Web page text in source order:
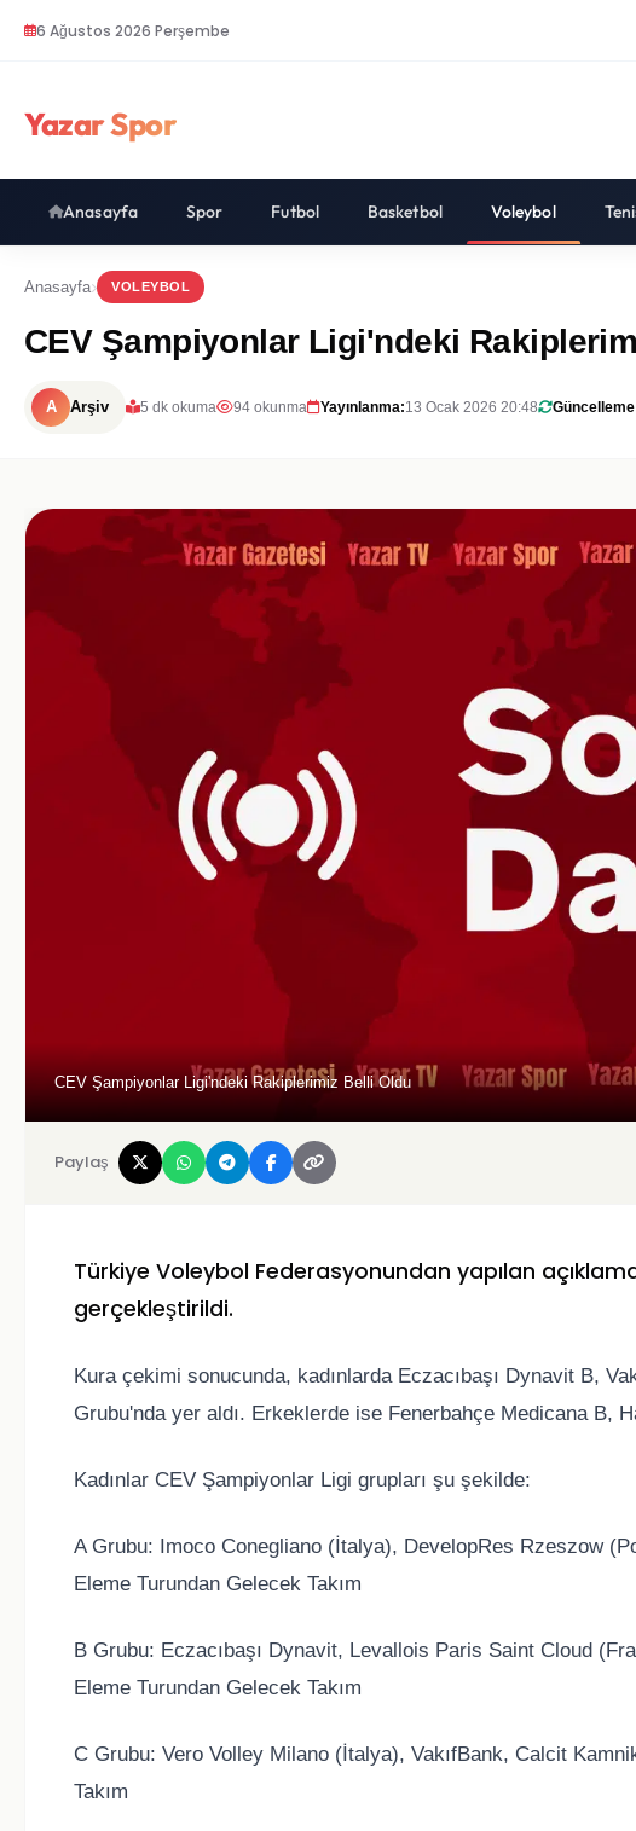
6 Ağustos 2026 Perşembe
Yazar Spor
Anasayfa Spor Futbol Basketbol Voleybol
Anasayfa VOLEYBOL
CEV Şampiyonlar Ligi'ndeki
A Arşiv 5 dk okuma 94 okunma Yayınlanma:13 Ocak 2026 20:48
CEV Şampiyonlar Ligi'ndeki Rakiplerimiz Belli Oldu
Paylaş
Türkiye Voleybol Federasyonundan yapılan
gerçekleştirildi.
Kura çekimi sonucunda, kadınlarda Eczacıbaşı Dynavit B,
Grubu'nda yer aldı. Erkeklerde ise Fenerbahçe Medicana B,
Kadınlar CEV Şampiyonlar Ligi grupları şu şekilde:
A Grubu: Imoco Conegliano (İtalya), DevelopRes Rzeszow
Eleme Turundan Gelecek Takım
B Grubu: Eczacıbaşı Dynavit, Levallois Paris Saint Cloud
Eleme Turundan Gelecek Takım
C Grubu: Vero Volley Milano (İtalya), VakıfBank, Calcit
Takım